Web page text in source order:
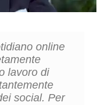
online
lavoro di
social. Per